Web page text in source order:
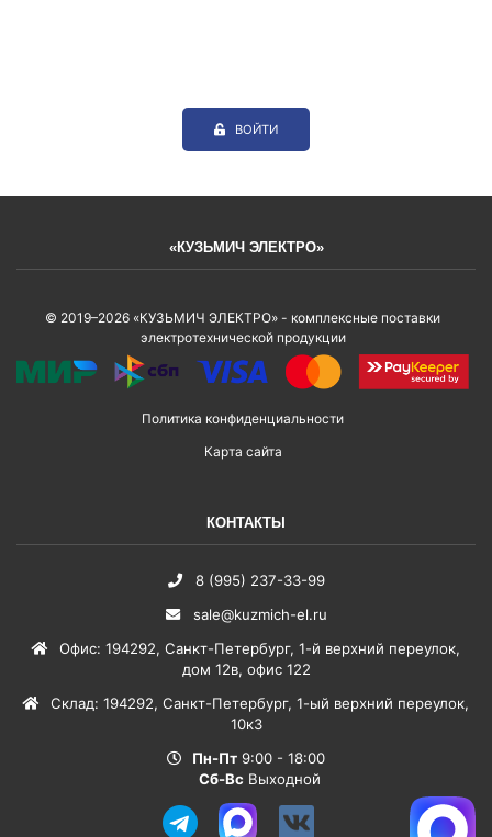
ВОЙТИ
«КУЗЬМИЧ ЭЛЕКТРО»
© 2019–2026 «КУЗЬМИЧ ЭЛЕКТРО» - комплексные поставки
электротехнической продукции
Политика конфиденциальности
Карта сайта
КОНТАКТЫ
8 (995) 237-33-99
sale@kuzmich-el.ru
Офис: 194292, Санкт-Петербург, 1-й верхний переулок,
дом 12в, офис 122
Склад: 194292, Санкт-Петербург, 1-ый верхний переулок,
10к3
Пн-Пт 9:00 - 18:00
Сб-Вс Выходной